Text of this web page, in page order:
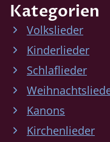
Kategorien
Volkslieder
Kinderlieder
Schlaflieder
Kanons
Kirchenlieder